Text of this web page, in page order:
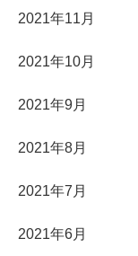
2021年11月
2021年10月
2021年9月
2021年8月
2021年7月
2021年6月